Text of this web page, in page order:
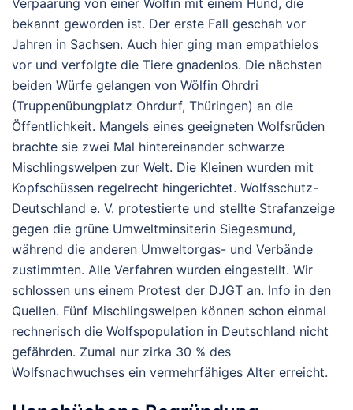
bekannt geworden ist. Der erste Fall geschah vor
Jahren in Sachsen. Auch hier ging man empathielos
vor und verfolgte die Tiere gnadenlos. Die nächsten
beiden Würfe gelangen von Wölfin Ohrdri
(Truppenübungplatz Ohrdurf, Thüringen) an die
Öffentlichkeit. Mangels eines geeigneten Wolfsrüden
brachte sie zwei Mal hintereinander schwarze
Mischlingswelpen zur Welt. Die Kleinen wurden mit
Kopfschüssen regelrecht hingerichtet. Wolfsschutz-
Deutschland e. V. protestierte und stellte Strafanzeige
gegen die grüne Umweltminsiterin Siegesmund,
während die anderen Umweltorgas- und Verbände
zustimmten. Alle Verfahren wurden eingestellt. Wir
schlossen uns einem Protest der DJGT an. Info in den
Quellen. Fünf Mischlingswelpen können schon einmal
rechnerisch die Wolfspopulation in Deutschland nicht
gefährden. Zumal nur zirka 30 % des
Wolfsnachwuchses ein vermehrfähiges Alter erreicht.